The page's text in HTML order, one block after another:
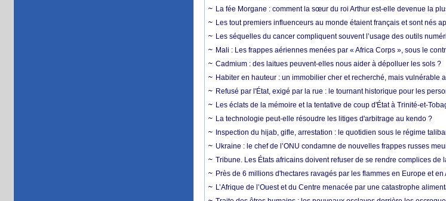
La fée Morgane : comment la sœur du roi Arthur est-elle devenue la
Les tout premiers influenceurs au monde étaient français et sont nés
Les séquelles du cancer compliquent souvent l’usage des outils
Mali : Les frappes aériennes menées par « Africa Corps », sous le
Cadmium : des laitues peuvent-elles nous aider à dépolluer les sols ?
Habiter en hauteur : un immobilier cher et recherché, mais vulnérable
Refusé par l'État, exigé par la rue : le tournant historique pour les
Les éclats de la mémoire et la tentative de coup d'État à Trinité-et-
La technologie peut-elle résoudre les litiges d'arbitrage au kendo ?
Inspection du hijab, gifle, arrestation : le quotidien sous le régime
Ukraine : le chef de l’ONU condamne de nouvelles frappes russes
Tribune. Les États africains doivent refuser de se rendre complices de
Près de 6 millions d'hectares ravagés par les flammes en Europe et
L’Afrique de l’Ouest et du Centre menacée par une catastrophe